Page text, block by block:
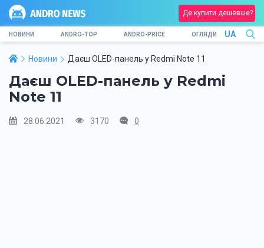
Де купити дешевше?
НОВИНИ ANDRO-TOP ANDRO-PRICE ОГЛЯДИ UA
Новини Даєш OLED-панель у Redmi Note 11
Даєш OLED-панель у Redmi
Note 11
28.06.2021 3170 0